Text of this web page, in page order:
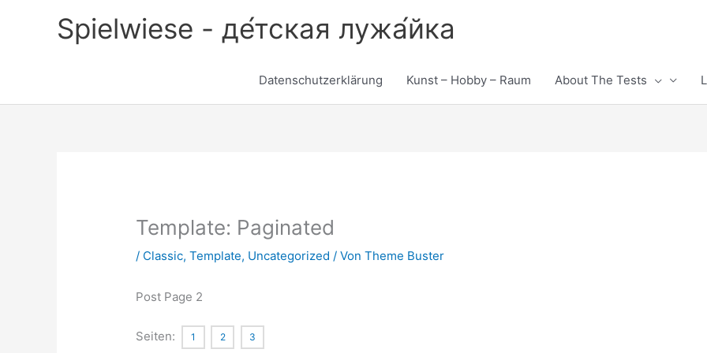
Spielwiese - де́тская лужа́йка
Datenschutzerklärung Kunst – Hobby – Raum About The Tests
Template: Paginated
/ Classic,Template, Uncategorized / VonTheme Buster
Post Page 2
Seiten: 1 2 3